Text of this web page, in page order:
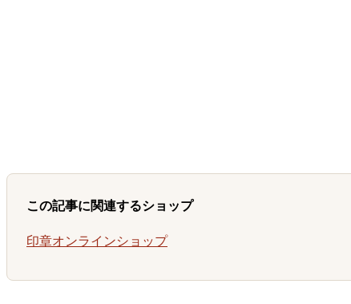
この記事に関連するショップ
印章オンラインショップ